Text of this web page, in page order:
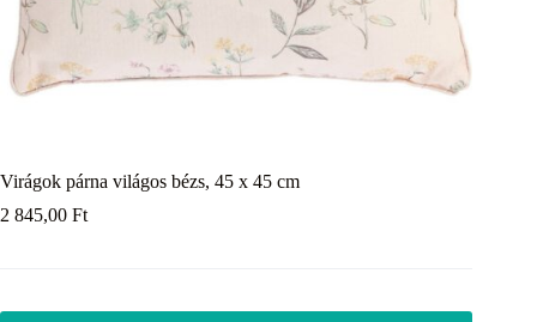
Virágok párna világos bézs, 45 x 45 cm
2 845,00 Ft